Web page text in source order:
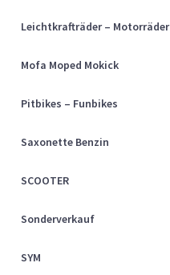
Cart
Checkout
Leichtkrafträder – Motorräder
Mofa Moped Mokick
Pitbikes – Funbikes
Saxonette Benzin
SCOOTER
Sonderverkauf
SYM